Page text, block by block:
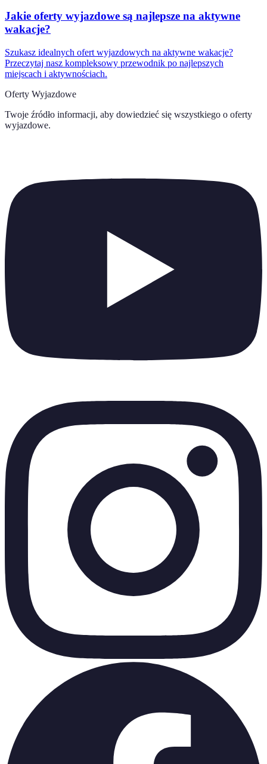
Jakie oferty wyjazdowe są najlepsze na aktywne
wakacje?
Szukasz idealnych ofert wyjazdowych na aktywne wakacje?
Przeczytaj nasz kompleksowy przewodnik po najlepszych
miejscach i aktywnościach.
Oferty Wyjazdowe
Twoje źródło informacji, aby dowiedzieć się wszystkiego o oferty
wyjazdowe.